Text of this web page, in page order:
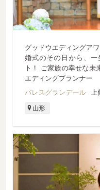
グッドウエディングア
婚式のその日から、
ト！ ご家族の幸せな未
エディングプランナー
パレスグランデール
山形